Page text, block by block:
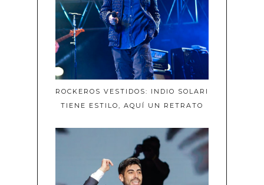
ROCKEROS VESTIDOS: INDIO SOLARI
TIENE ESTILO, AQUÍ UN RETRATO